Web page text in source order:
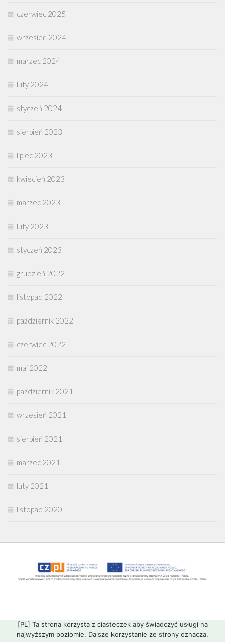
czerwiec 2025
wrzesień 2024
marzec 2024
luty 2024
styczeń 2024
sierpień 2023
lipiec 2023
kwiecień 2023
marzec 2023
luty 2023
styczeń 2023
grudzień 2022
listopad 2022
październik 2022
czerwiec 2022
maj 2022
październik 2021
wrzesień 2021
sierpień 2021
marzec 2021
luty 2021
listopad 2020
[PL] Ta strona korzysta z ciasteczek aby świadczyć usługi na
najwyższym poziomie. Dalsze korzystanie ze strony oznacza,